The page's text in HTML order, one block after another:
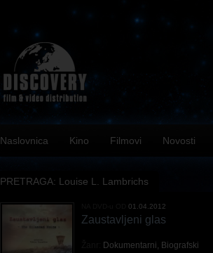
Naslovnica Kino Filmovi Novosti
PRETRAGA: Louise L. Lambrichs
01.04.2012
Zaustavljeni glas
Dokumentarni, Biografski